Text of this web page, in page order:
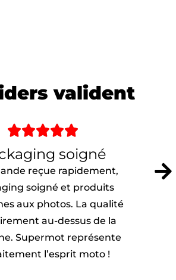
valident

soigné
reçue rapidement,
soigné et produits
aux photos. La qualité
au-dessus de la
Supermot représente
l’esprit moto !